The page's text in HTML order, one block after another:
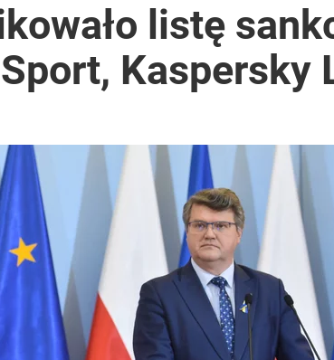
o przywróceniu CPN
listę
Kaspersky